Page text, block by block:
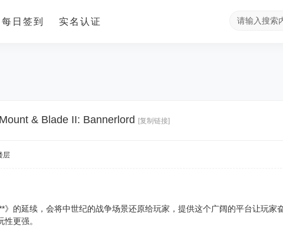
每日签到 实名认证
& Blade II: Bannerlord [复制链接]
层
》的延续，会将中世纪的战争场景还原给玩家，提供这个广阔的平台让玩家
更强。